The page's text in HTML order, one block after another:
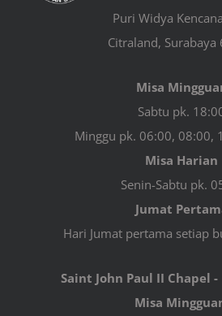
Puri Widya
Citraland, Surabaya
Misa
Sabtu pk.
Minggu pk. 06:00, 08:00,
Misa Harian
Senin-Sabtu pk.
Jumat
Hari Jumat pertama setiap
Saint John Paul II Chapel
Misa